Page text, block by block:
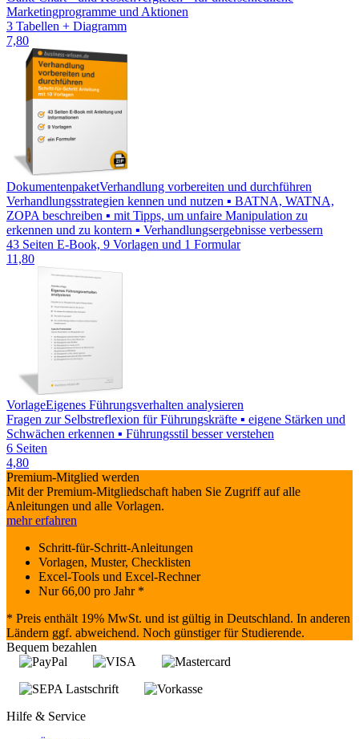
Marketingprogramme und Aktionen
3 Tabellen + Diagramm
7,80
DokumentenpaketVerhandlung vorbereiten und durchführen
Verhandlungsstrategien kennen und nutzen ▪ BATNA, WATNA,
ZOPA beschreiben ▪ mit Tipps, um unfaire Manipulation zu
erkennen und zu kontern ▪ Verhandlungsergebnisse verbessern
43 Seiten E-Book, 9 Vorlagen und 1 Formular
11,80
VorlageEigenes Führungsverhalten analysieren
Fragen zur Selbstreflexion für Führungskräfte ▪ eigene Stärken und
Schwächen erkennen ▪ Führungsstil besser verstehen
6 Seiten
4,80
Premium-Mitglied werden
Mit der Premium-Mitgliedschaft haben Sie Zugriff auf alle
Anleitungen und alle Vorlagen.
mehr erfahren
Schritt-für-Schritt-Anleitungen
Vorlagen, Muster, Checklisten
Excel-Tools und Excel-Rechner
Nur66,00 pro Jahr *
* Preis enthält 19% MwSt. und ist gültig in Deutschland. In anderen
Ländern ggf. abweichend. Noch günstiger für Studierende.
Bequem bezahlen
Hilfe & Service